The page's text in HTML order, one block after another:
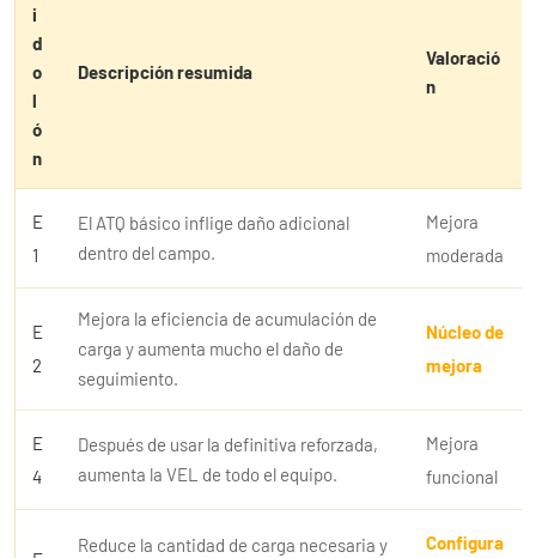
i
d
o
l
ó
n
Descripción resumida
Valoració
n
E
1
El ATQ básico inflige daño adicional
dentro del campo.
Mejora
moderada
E
2
Mejora la eficiencia de acumulación de
carga y aumenta mucho el daño de
seguimiento.
Núcleo de
mejora
E
4
Después de usar la definitiva reforzada,
aumenta la VEL de todo el equipo.
Mejora
funcional
Reduce la cantidad de carga necesaria y
Configura